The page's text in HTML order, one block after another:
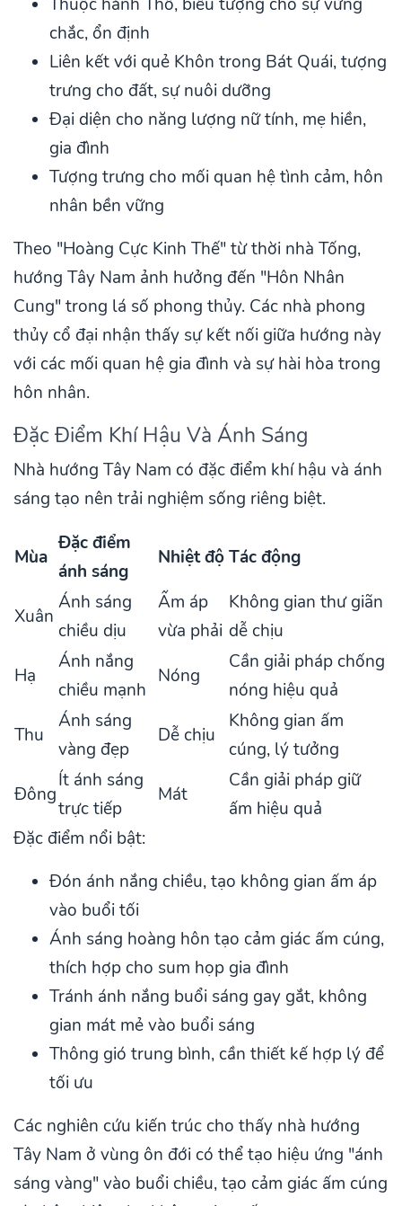
chắc, ổn định
Liên kết với quẻ Khôn trong Bát Quái, tượng
trưng cho đất, sự nuôi dưỡng
Đại diện cho năng lượng nữ tính, mẹ hiền,
gia đình
Tượng trưng cho mối quan hệ tình cảm, hôn
nhân bền vững
Theo "Hoàng Cực Kinh Thế" từ thời nhà Tống,
hướng Tây Nam ảnh hưởng đến "Hôn Nhân
Cung" trong lá số phong thủy. Các nhà phong
thủy cổ đại nhận thấy sự kết nối giữa hướng này
với các mối quan hệ gia đình và sự hài hòa trong
hôn nhân.
Đặc Điểm Khí Hậu Và Ánh Sáng
Nhà hướng Tây Nam có đặc điểm khí hậu và ánh
sáng tạo nên trải nghiệm sống riêng biệt.
Mùa
Đặc điểm
ánh sáng
Nhiệt độTác động
Xuân
Ánh sáng
chiều dịu
Ấm áp
vừa phải
Không gian thư giãn
dễ chịu
Hạ
Ánh nắng
chiều mạnh
Nóng
Cần giải pháp chống
nóng hiệu quả
Thu
Ánh sáng
vàng đẹp
Dễ chịu
Không gian ấm
cúng, lý tưởng
Đông
Ít ánh sáng
trực tiếp
Mát
Cần giải pháp giữ
ấm hiệu quả
Đặc điểm nổi bật:
Đón ánh nắng chiều, tạo không gian ấm áp
vào buổi tối
Ánh sáng hoàng hôn tạo cảm giác ấm cúng,
thích hợp cho sum họp gia đình
Tránh ánh nắng buổi sáng gay gắt, không
gian mát mẻ vào buổi sáng
Thông gió trung bình, cần thiết kế hợp lý để
tối ưu
Các nghiên cứu kiến trúc cho thấy nhà hướng
Tây Nam ở vùng ôn đới có thể tạo hiệu ứng "ánh
sáng vàng" vào buổi chiều, tạo cảm giác ấm cúng